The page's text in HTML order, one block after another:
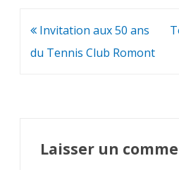
Navigation
de
Invitation aux 50 ans
du Tennis Club Romont
Laisser un